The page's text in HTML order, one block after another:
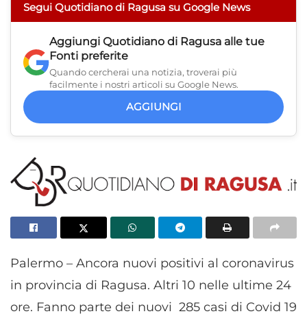
Segui Quotidiano di Ragusa su Google News
Aggiungi Quotidiano di Ragusa alle tue
Fonti preferite
Quando cercherai una notizia, troverai più
facilmente i nostri articoli su Google News.
AGGIUNGI
Palermo – Ancora nuovi positivi al coronavirus
in provincia di Ragusa. Altri 10 nelle ultime 24
ore. Fanno parte dei nuovi 285 casi di Covid 19